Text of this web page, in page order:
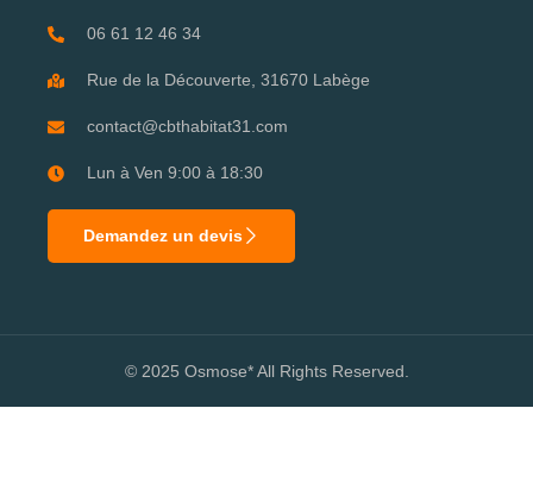
06 61 12 46 34
Rue de la Découverte, 31670 Labège
contact@cbthabitat31.com
Lun à Ven 9:00 à 18:30
Demandez un devis
© 2025 Osmose* All Rights Reserved.